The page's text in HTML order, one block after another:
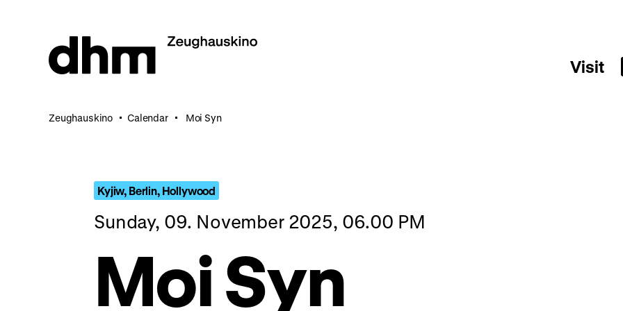
Visit
Zeughauskino Calendar Moi Syn
Kyjiw, Berlin, Hollywood
Sunday, 09. November 2025, 06.00 PM
Moi Syn